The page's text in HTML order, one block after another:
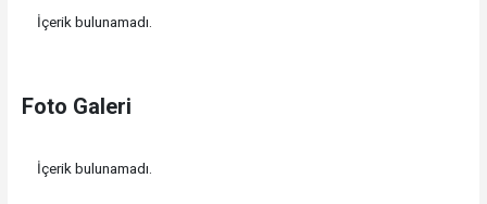
İçerik bulunamadı.
Foto Galeri
İçerik bulunamadı.